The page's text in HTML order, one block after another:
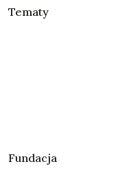
Tematy
Fundacja